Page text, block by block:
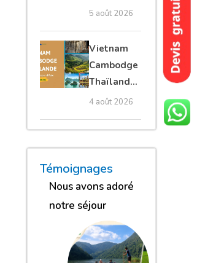
Prabang,
Vieng,
Vientiane
privé
5 août 2026
Vietnam
Cambodge
Thaïlande
35 jours :
trésors
d’Asie
4 août 2026
Témoignages
Nous avons adoré
notre séjour
« Nous avons adoré
« Nous sommes
« Nous gardons une